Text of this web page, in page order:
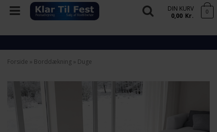
DIN KURV
0,00 Kr. 0
Forside » Borddækning » Duge